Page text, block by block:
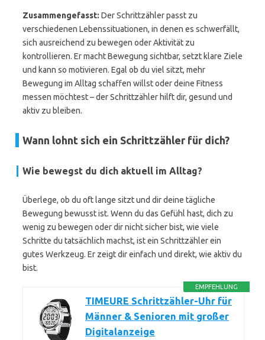
Zusammengefasst: Der Schrittzähler passt zu
verschiedenen Lebenssituationen, in denen es schwerfällt,
sich ausreichend zu bewegen oder Aktivität zu
kontrollieren. Er macht Bewegung sichtbar, setzt klare Ziele
und kann so motivieren. Egal ob du viel sitzt, mehr
Bewegung im Alltag schaffen willst oder deine Fitness
messen möchtest – der Schrittzähler hilft dir, gesund und
aktiv zu bleiben.
Wann lohnt sich ein Schrittzähler für dich?
Wie bewegst du dich aktuell im Alltag?
Überlege, ob du oft lange sitzt und dir deine tägliche
Bewegung bewusst ist. Wenn du das Gefühl hast, dich zu
wenig zu bewegen oder dir nicht sicher bist, wie viele
Schritte du tatsächlich machst, ist ein Schrittzähler ein
gutes Werkzeug. Er zeigt dir einfach und direkt, wie aktiv du
bist.
EMPFEHLUNG
TIMEURE Schrittzähler-Uhr für
Männer & Senioren mit großer
Digitalanzeige